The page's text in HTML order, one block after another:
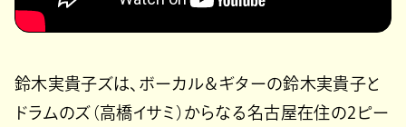
鈴木実貴子ズは、ボーカル＆ギターの鈴木実貴子と
ドラムのズ（高橋イサミ）からなる名古屋在住の2ピー